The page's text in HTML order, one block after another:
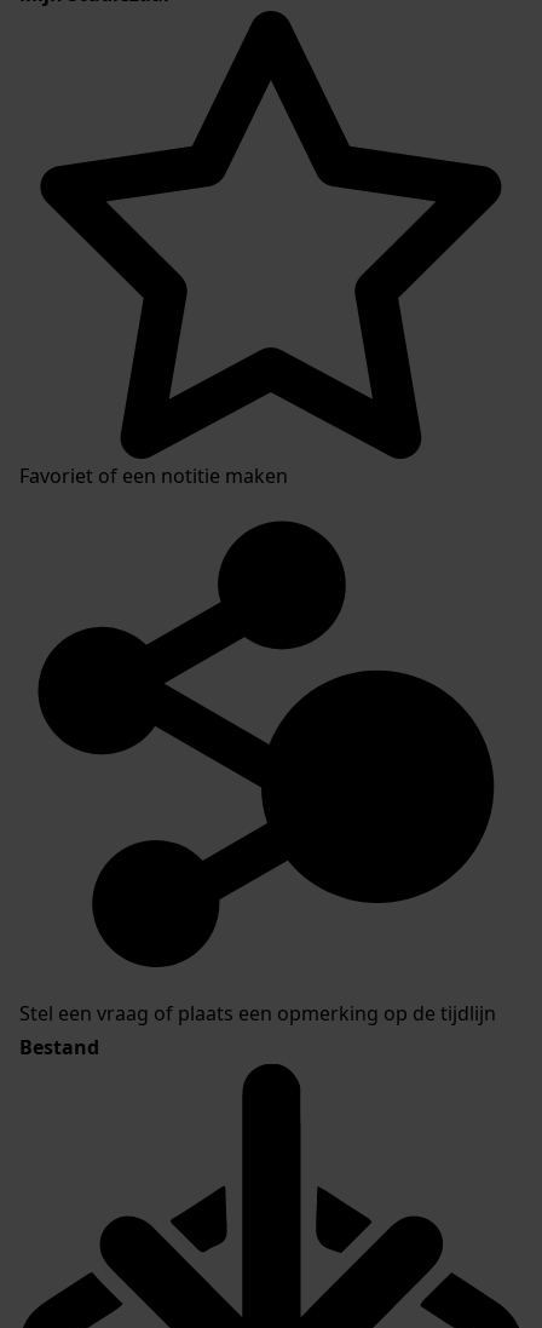
Favoriet of een notitie maken
Stel een vraag of plaats een opmerking op de tijdlijn
Bestand